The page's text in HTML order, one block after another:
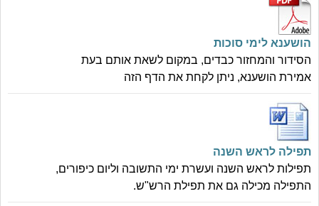
הושענא לימי סוכות
הסידור והמחזור כבדים, במקום לשאת אותם בעת
אמירת הושענא, ניתן לקחת את הדף הזה
תפילה לראש השנה
תפילות לראש השנה ועשרת ימי התשובה וליום כיפורים,
התפילה מכילה גם את תפילת הרש"ש.